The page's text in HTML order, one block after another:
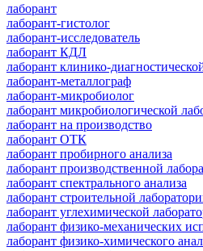
лаборант
лаборант-гистолог
лаборант-исследователь
лаборант КДЛ
лаборант клинико-
лаборант-металлограф
лаборант-микробиолог
лаборант микробиологической
лаборант на производство
лаборант ОТК
лаборант пробирного анализа
лаборант производственной
лаборант спектрального анализа
лаборант строительной
лаборант углехимической
лаборант физико-механических
лаборант физико-химического